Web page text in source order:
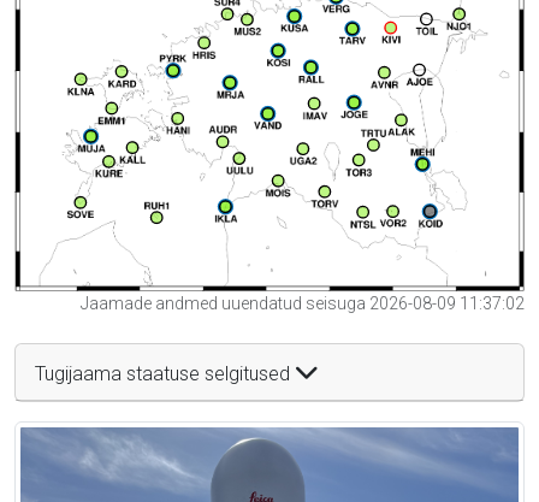
Jaamade andmed uuendatud seisuga 2026-08-09 11:37:02
Tugijaama staatuse selgitused